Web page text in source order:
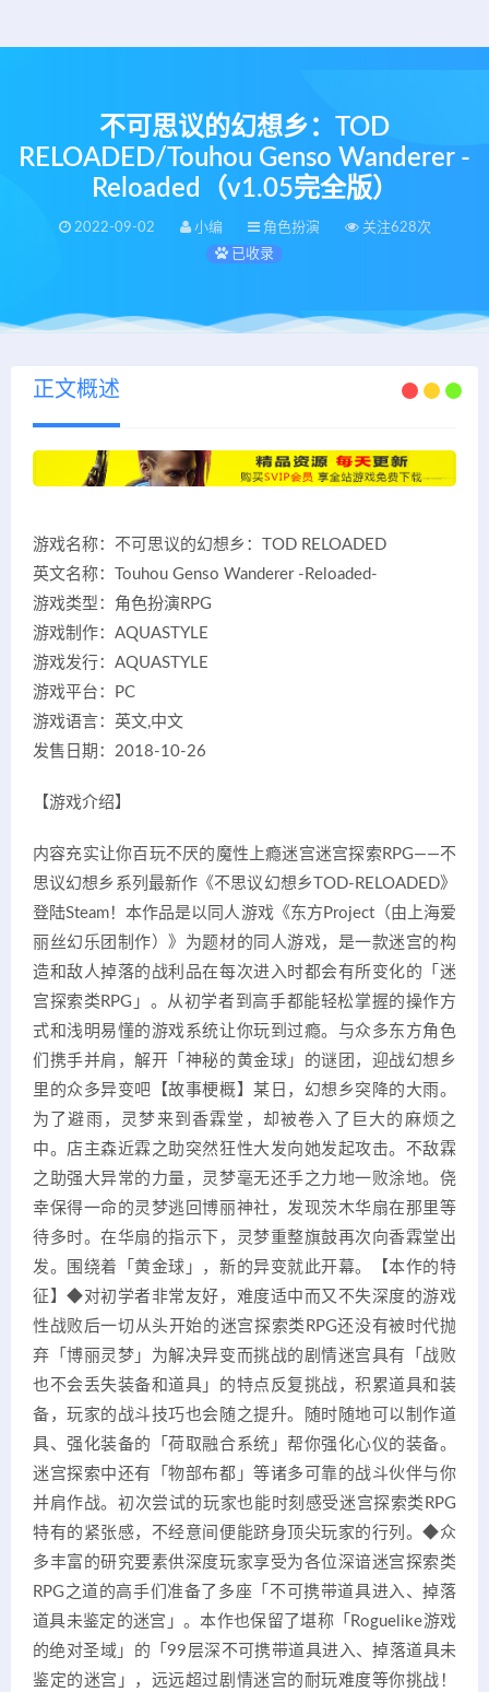
不可思议的幻想乡：TOD
RELOADED/Touhou Genso Wanderer -
Reloaded（v1.05完全版）
2022-09-02 小编 角色扮演
关注628次
已收录
正文概述
游戏名称：不可思议的幻想乡：TOD RELOADED
英文名称：Touhou Genso Wanderer -Reloaded-
游戏类型：角色扮演RPG
游戏制作：AQUASTYLE
游戏发行：AQUASTYLE
游戏平台：PC
游戏语言：英文,中文
发售日期：2018-10-26
【游戏介绍】
内容充实让你百玩不厌的魔性上瘾迷宫迷宫探索RPG——不
思议幻想乡系列最新作《不思议幻想乡TOD-RELOADED》
登陆Steam！本作品是以同人游戏《东方Project（由上海爱
丽丝幻乐团制作）》为题材的同人游戏，是一款迷宫的构
造和敌人掉落的战利品在每次进入时都会有所变化的「迷
宫探索类RPG」。从初学者到高手都能轻松掌握的操作方
式和浅明易懂的游戏系统让你玩到过瘾。与众多东方角色
们携手并肩，解开「神秘的黄金球」的谜团，迎战幻想乡
里的众多异变吧【故事梗概】某日，幻想乡突降的大雨。
为了避雨，灵梦来到香霖堂，却被卷入了巨大的麻烦之
中。店主森近霖之助突然狂性大发向她发起攻击。不敌霖
之助强大异常的力量，灵梦毫无还手之力地一败涂地。侥
幸保得一命的灵梦逃回博丽神社，发现茨木华扇在那里等
待多时。在华扇的指示下，灵梦重整旗鼓再次向香霖堂出
发。围绕着「黄金球」，新的异变就此开幕。【本作的特
征】◆对初学者非常友好，难度适中而又不失深度的游戏
性战败后一切从头开始的迷宫探索类RPG还没有被时代抛
弃「博丽灵梦」为解决异变而挑战的剧情迷宫具有「战败
也不会丢失装备和道具」的特点反复挑战，积累道具和装
备，玩家的战斗技巧也会随之提升。随时随地可以制作道
具、强化装备的「荷取融合系统」帮你强化心仪的装备。
迷宫探索中还有「物部布都」等诸多可靠的战斗伙伴与你
并肩作战。初次尝试的玩家也能时刻感受迷宫探索类RPG
特有的紧张感，不经意间便能跻身顶尖玩家的行列。◆众
多丰富的研究要素供深度玩家享受为各位深谙迷宫探索类
RPG之道的高手们准备了多座「不可携带道具进入、掉落
道具未鉴定的迷宫」。本作也保留了堪称「Roguelike游戏
的绝对圣域」的「99层深不可携带道具进入、掉落道具未
鉴定的迷宫」，远远超过剧情迷宫的耐玩难度等你挑战！